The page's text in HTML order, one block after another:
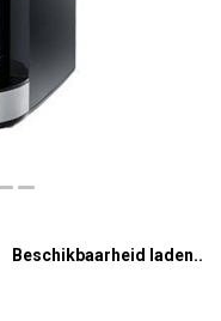
Beschikbaarheid laden..